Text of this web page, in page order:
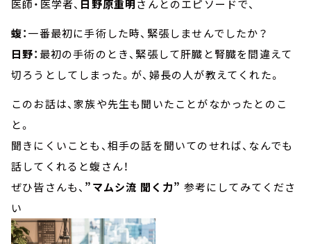
医師・医学者、 日野原重明 さんとのエピソードで、
蝮：一番最初に手術した時、緊張しませんでしたか？
日野： 最初の手術のとき、緊張して肝臓と腎臓を間違えて
切ろうとしてしまった。が、婦長の人が教えてくれた。
このお話は、家族や先生も聞いたことがなかったとのこ
と。
聞きにくいことも、相手の話を聞いてのせれば、なんでも
話してくれると蝮さん！
ぜひ皆さんも、 ”マムシ流 聞く力” 参考にしてみてくださ
い